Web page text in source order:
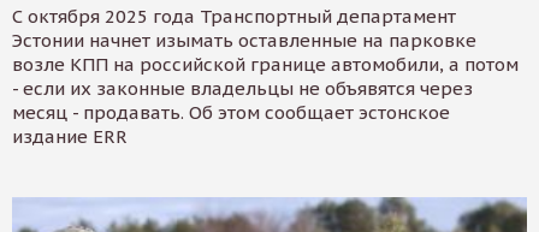
С октября 2025 года Транспортный департамент
Эстонии начнет изымать оставленные на парковке
возле КПП на российской границе автомобили, а потом
- если их законные владельцы не объявятся через
месяц - продавать. Об этом сообщает эстонское
издание ERR